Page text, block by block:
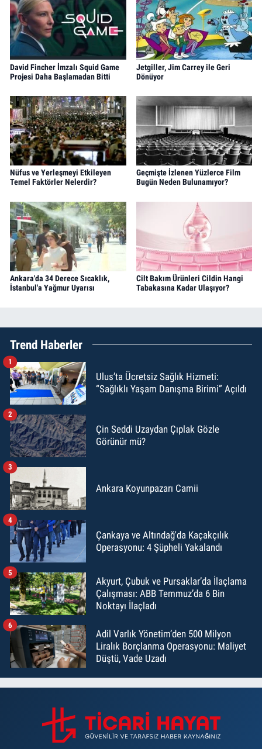
David Fincher İmzalı Squid Game
Projesi Daha Başlamadan Bitti
Jetgiller, Jim Carrey ile Geri
Dönüyor
Nüfus ve Yerleşmeyi Etkileyen
Temel Faktörler Nelerdir?
Geçmişte İzlenen Yüzlerce Film
Bugün Neden Bulunamıyor?
Ankara'da 34 Derece Sıcaklık,
İstanbul'a Yağmur Uyarısı
Cilt Bakım Ürünleri Cildin Hangi
Tabakasına Kadar Ulaşıyor?
Trend Haberler
Ulus’ta Ücretsiz Sağlık Hizmeti:
“Sağlıklı Yaşam Danışma Birimi” Açıldı
1
Çin Seddi Uzaydan Çıplak Gözle
Görünür mü?
2
Ankara Koyunpazarı Camii
3
Çankaya ve Altındağ'da Kaçakçılık
Operasyonu: 4 Şüpheli Yakalandı
4
Akyurt, Çubuk ve Pursaklar’da İlaçlama
Çalışması: ABB Temmuz’da 6 Bin
Noktayı İlaçladı
5
Adil Varlık Yönetim’den 500 Milyon
Liralık Borçlanma Operasyonu: Maliyet
Düştü, Vade Uzadı
6